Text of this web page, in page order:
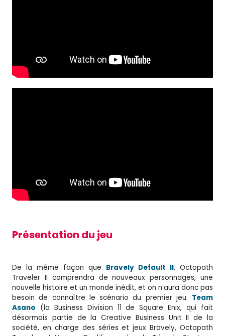
Présentation du jeu
De la même façon que Bravely Default II, Octopath
Traveler II comprendra de nouveaux personnages, une
nouvelle histoire et un monde inédit, et on n’aura donc pas
besoin de connaître le scénario du premier jeu. Team
Asano (la Business Division 11 de Square Enix, qui fait
désormais partie de la Creative Business Unit II de la
société, en charge des séries et jeux Bravely, Octopath